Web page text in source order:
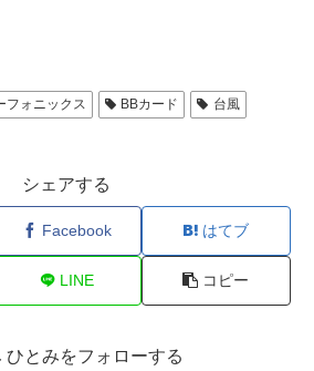
フォニックス BBカード
台風
シェアする
Facebook はてブ
LINE コピー
ひとみをフォローする